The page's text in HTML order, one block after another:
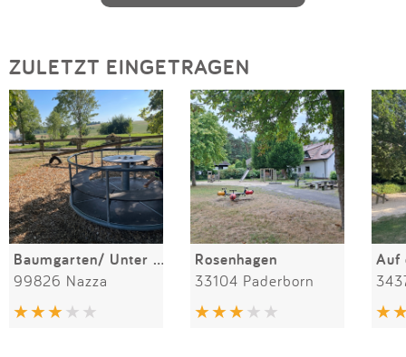
ZULETZT EINGETRAGEN
Baumgarten/ Unter den Linden
99826 Nazza
Rosenhagen
33104 Paderborn
Auf